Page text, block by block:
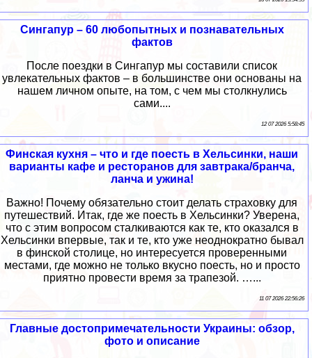
Сингапур – 60 любопытных и познавательных
фактов
После поездки в Сингапур мы составили список
увлекательных фактов – в большинстве они основаны на
нашем личном опыте, на том, с чем мы столкнулись
сами....
12 07 2026 5:58:45
Финская кухня – что и где поесть в Хельсинки, наши
варианты кафе и ресторанов для завтрака/бранча,
ланча и ужина!
Важно! Почему обязательно стоит делать страховку для
путешествий. Итак, где же поесть в Хельсинки? Уверена,
что с этим вопросом сталкиваются как те, кто оказался в
Хельсинки впервые, так и те, кто уже неоднократно бывал
в финской столице, но интересуется проверенными
местами, где можно не только вкусно поесть, но и просто
приятно провести время за трапезой. …...
11 07 2026 22:56:26
Главные достопримечательности Украины: обзор,
фото и описание